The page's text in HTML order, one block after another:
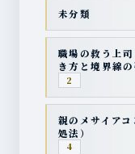
未分類
職場の救う上
き方と境界線
2
親のメサイア
処法）
4